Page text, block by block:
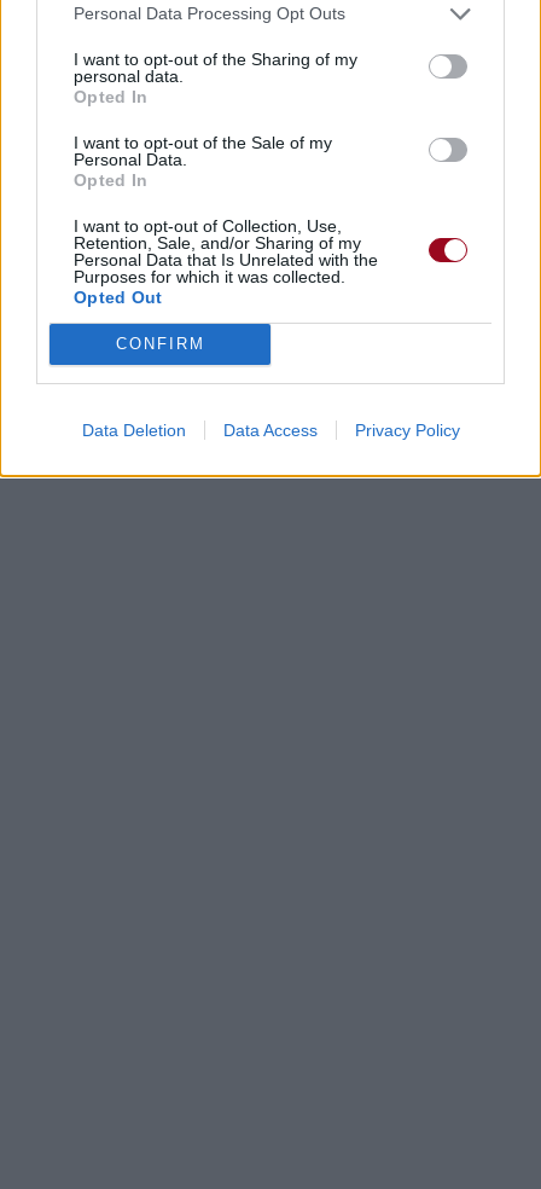
Personal Data Processing Opt Outs
I want to opt-out of the Sharing of my
personal data.
Opted In
I want to opt-out of the Sale of my
Personal Data.
Opted In
I want to opt-out of Collection, Use,
Retention, Sale, and/or Sharing of my
Personal Data that Is Unrelated with the
Purposes for which it was collected.
Opted Out
CONFIRM
Data Deletion Data Access Privacy Policy
Chanson sans vidéo Concert/Live
Paroles + Traduction Téléchargement
Vidéos
Commentaires
Dire «merci» pour cette traduction Corriger une erreur